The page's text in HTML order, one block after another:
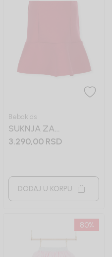
Bebakids
SUKNJA ZA
DEVOJČICE VLADANA
3.290,00 RSD
DODAJ U KORPU
80%